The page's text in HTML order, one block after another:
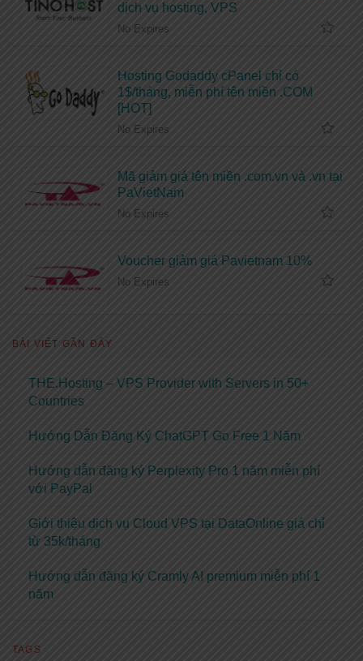
dịch vụ hosting, VPS
No Expires
Hosting Godaddy cPanel chỉ có
1$/tháng, miễn phí tên miền .COM
[HOT]
No Expires
Mã giảm giá tên miền .com.vn và .vn tại
PaVietNam
No Expires
Voucher giảm giá Pavietnam 10%
No Expires
BÀI VIẾT GẦN ĐÂY
THE.Hosting – VPS Provider with Servers in 50+
Countries
Hướng Dẫn Đăng Ký ChatGPT Go Free 1 Năm
Hướng dẫn đăng ký Perplexity Pro 1 năm miễn phí
với PayPal
Giới thiệu dịch vụ Cloud VPS tại DataOnline giá chỉ
từ 35k/tháng
Hướng dẫn đăng ký Cramly AI premium miễn phí 1
năm
TAGS